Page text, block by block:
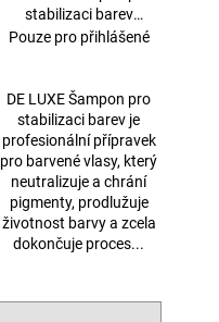
stabilizaci barev
1000ml
Pouze pro přihlášené
DE LUXE Šampon pro
stabilizaci barev je
profesionální přípravek
pro barvené vlasy, který
neutralizuje a chrání
pigmenty, prodlužuje
životnost barvy a zcela
dokončuje proces...